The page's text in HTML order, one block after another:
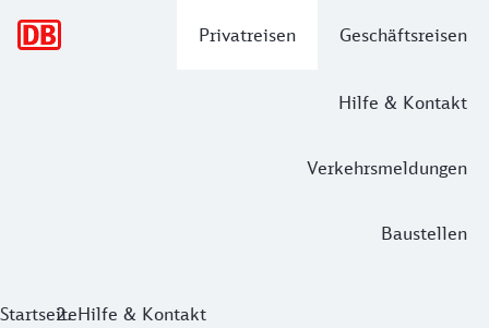
Privatreisen Geschäftsreisen
Hilfe & Kontakt
Verkehrsmeldungen
Baustellen
StartseiteHilfe & Kontakt